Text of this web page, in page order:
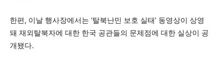
한편, 이날 행사장에서는 ‘탈북난민 보호 실태’ 동영상이 상영
돼 재외탈북자에 대한 한국 공관들의 문제점에 대한 실상이 공
개됐다.